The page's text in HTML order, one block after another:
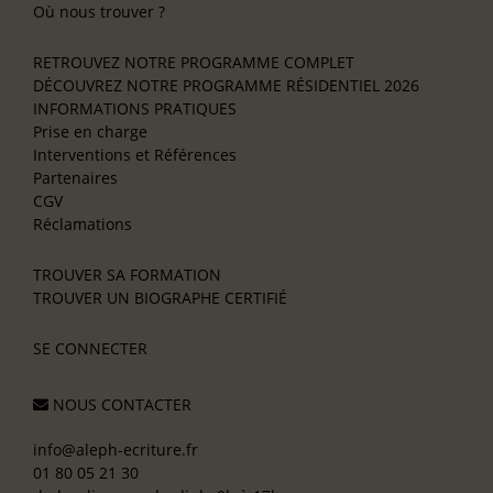
Où nous trouver ?
RETROUVEZ NOTRE PROGRAMME COMPLET
DÉCOUVREZ NOTRE PROGRAMME RÉSIDENTIEL 2026
INFORMATIONS PRATIQUES
Prise en charge
Interventions et Références
Partenaires
CGV
Réclamations
TROUVER SA FORMATION
TROUVER UN BIOGRAPHE CERTIFIÉ
SE CONNECTER
NOUS CONTACTER
info@aleph-ecriture.fr
01 80 05 21 30